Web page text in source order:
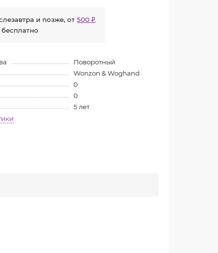
и позже, от500 ₽
Поворотный
Wonzon & Woghand
0
0
5 лет